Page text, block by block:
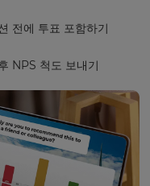
전에 투표 포함하기
NPS 척도 보내기